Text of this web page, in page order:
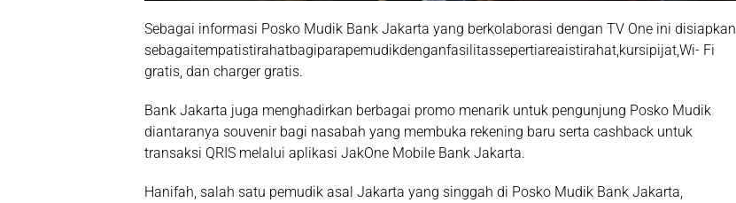
Sebagai informasi Posko Mudik Bank Jakarta yang berkolaborasi dengan TV One ini disiapkan
sebagaitempatistirahatbagiparapemudikdenganfasilitassepertiareaistirahat,kursipijat,Wi- Fi
gratis, dan charger gratis.
Bank Jakarta juga menghadirkan berbagai promo menarik untuk pengunjung Posko Mudik
diantaranya souvenir bagi nasabah yang membuka rekening baru serta cashback untuk
transaksi QRIS melalui aplikasi JakOne Mobile Bank Jakarta.
Hanifah, salah satu pemudik asal Jakarta yang singgah di Posko Mudik Bank Jakarta,